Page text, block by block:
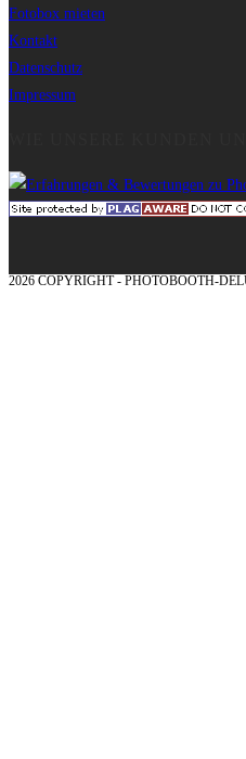
Fotobox mieten
Kontakt
Datenschutz
Impressum
2026 COPYRIGHT - PHOTOBOOTH-